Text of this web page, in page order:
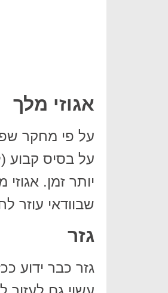
אגוזי מלך
יותר זמן.
שבוודאי עוזר
גזר
גזר כבר ידוע